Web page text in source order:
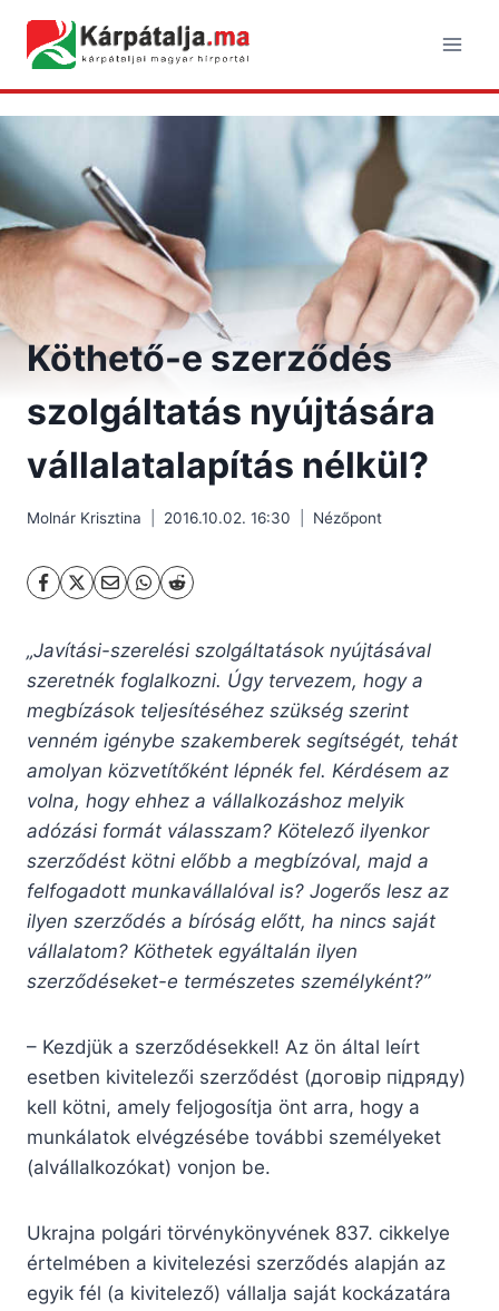
content
Köthető-e szerződés
szolgáltatás nyújtására
vállalatalapítás nélkül?
Molnár Krisztina 2016.10.02. 16:30 Nézőpont
„Javítási-szerelési szolgáltatások nyújtásával
szeretnék foglalkozni. Úgy tervezem, hogy a
megbízások teljesítéséhez szükség szerint
venném igénybe szakemberek segítségét, tehát
amolyan közvetítőként lépnék fel. Kérdésem az
volna, hogy ehhez a vállalkozáshoz melyik
adózási formát válasszam? Kötelező ilyenkor
szerződést kötni előbb a megbízóval, majd a
felfogadott munkavállalóval is? Jogerős lesz az
ilyen szerződés a bíróság előtt, ha nincs saját
vállalatom? Köthetek egyáltalán ilyen
szerződéseket-e természetes személyként?”
– Kezdjük a szerződésekkel! Az ön által leírt
esetben kivitelezői szerződést (договір підряду)
kell kötni, amely feljogosítja önt arra, hogy a
munkálatok elvégzésébe további személyeket
(alvállalkozókat) vonjon be.
Ukrajna polgári törvénykönyvének 837. cikkelye
értelmében a kivitelezési szerződés alapján az
egyik fél (a kivitelező) vállalja saját kockázatára